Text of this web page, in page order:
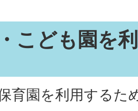
こども園を
育園を利用するた